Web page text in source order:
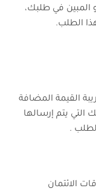
المبين في طلبك،
الطلب.
القيمة المضافة
يتم إرسالها
.
الائتمان